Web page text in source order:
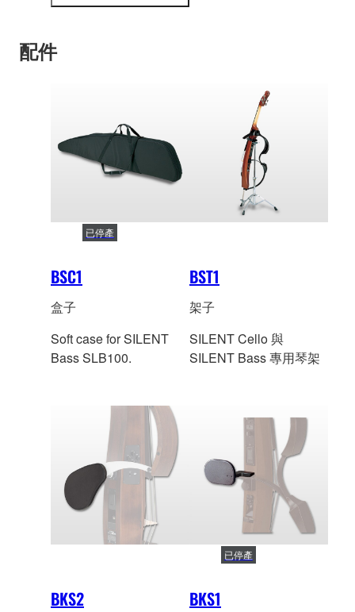
機，享受濃烈的音色。
示
配件
BSC1
已停產
盒子
Soft case for SILENT
Bass SLB100.
BST1
架子
SILENT Cello 與
SILENT Bass 專用琴架
BKS2 BKS1
已停產